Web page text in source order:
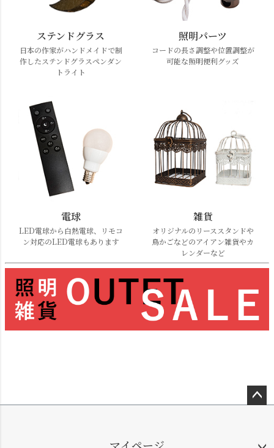
ステンドグラス
日本の作家がハンドメイドで制
作したステンドグラスペンダン
トライト
照明パーツ
コードの長さ調整や位置調整が
可能な照明便利グッズ
電球
LED電球から白熱電球、リモコ
ン対応のLED電球もあります
雑貨
オリジナルのリーススタンドや
鳥かごなどのアイアン雑貨やカ
レンダーなど
マイページ